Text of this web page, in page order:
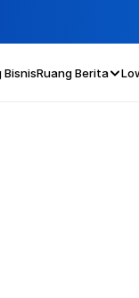
BisnisRuang Berita